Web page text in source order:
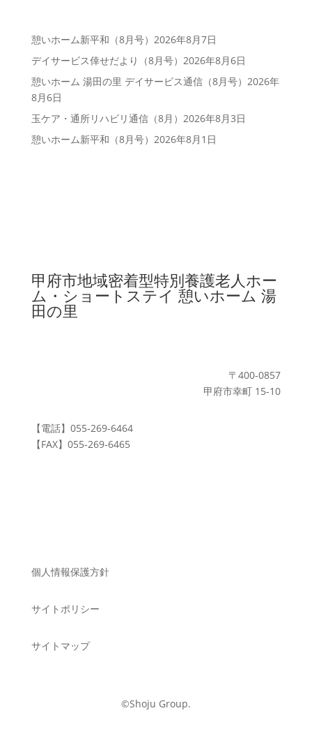
憩いホーム新平和（8月号） 2026年8月7日
デイサービス倖せだより（8月号） 2026年8月6日
憩いホーム 湯田の里 デイサービス通信（8月号） 2026年
8月6日
玉ケア・通所リハビリ通信（8月） 2026年8月3日
憩いホーム新平和（8月号） 2026年8月1日
甲府市地域密着型特別養護老人ホー
ム・ショートステイ 憩いホーム 湯
田の里
〒400-0857
甲府市幸町 15-10
【電話】055‐269‐6464
【FAX】055‐269‐6465
個人情報保護方針
サイトポリシー
サイトマップ
©Shoju Group.